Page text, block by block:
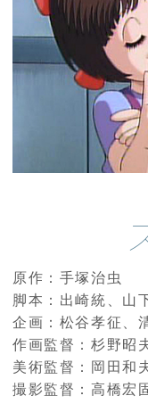
原作：手塚治虫
脚本：出崎統、山
企画：松谷孝征、
作画監督：杉野昭
美術監督：岡田和
撮影監督：高橋宏